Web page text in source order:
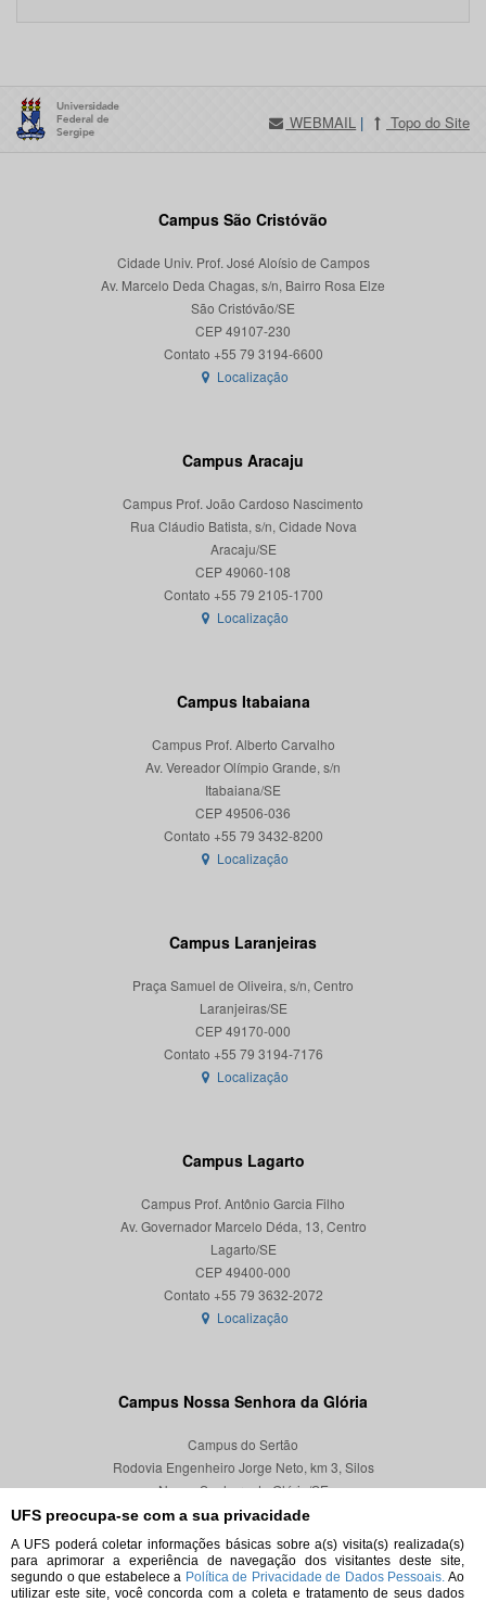
UFS preocupa-se com a sua privacidade
A UFS poderá coletar informações básicas sobre a(s) visita(s) realizada(s)
para aprimorar a experiência de navegação dos visitantes deste site,
segundo o que estabelece a Política de Privacidade de Dados Pessoais. Ao
utilizar este site, você concorda com a coleta e tratamento de seus dados
WEBMAIL | Topo do Site
Campus São Cristóvão
Cidade Univ. Prof. José Aloísio de Campos
Av. Marcelo Deda Chagas, s/n, Bairro Rosa Elze
São Cristóvão/SE
CEP 49107-230
Localização
Campus Aracaju
Campus Prof. João Cardoso Nascimento
Rua Cláudio Batista, s/n, Cidade Nova
Aracaju/SE
CEP 49060-108
Localização
Campus Itabaiana
Campus Prof. Alberto Carvalho
Av. Vereador Olímpio Grande, s/n
Itabaiana/SE
CEP 49506-036
Localização
Campus Laranjeiras
Praça Samuel de Oliveira, s/n, Centro
Laranjeiras/SE
CEP 49170-000
Localização
Campus Lagarto
Campus Prof. Antônio Garcia Filho
Av. Governador Marcelo Déda, 13, Centro
Lagarto/SE
CEP 49400-000
Localização
Campus Nossa Senhora da Glória
Campus do Sertão
Rodovia Engenheiro Jorge Neto, km 3, Silos
Nossa Senhora da Glória/SE
CEP 49680-000
Localização